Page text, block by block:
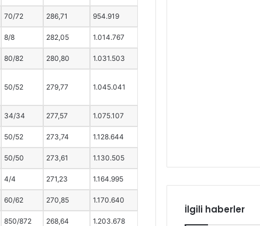
70/72 286,71 954.919
8/8 282,05 1.014.767
80/82 280,80 1.031.503
50/52 279,77 1.045.041
34/34 277,57 1.075.107
50/52 273,74 1.128.644
50/50 273,61 1.130.505
4/4 271,23 1.164.995
60/62 270,85 1.170.640
850/872 268,64 1.203.678
İlgili haberler